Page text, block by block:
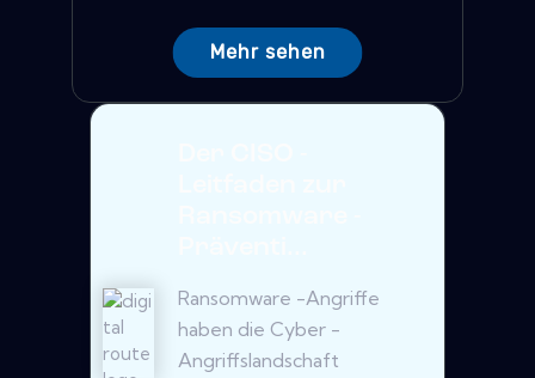
Mehr sehen
Ransomware -Angriffe
haben die Cyber ​​-
Angriffslandschaft